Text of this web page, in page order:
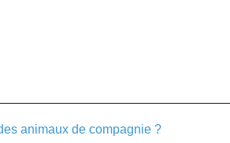
animaux de compagnie ?